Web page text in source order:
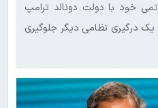
خود با دولت دونالد ترامپ
یک درگیری نظامی دیگر جلوگیری